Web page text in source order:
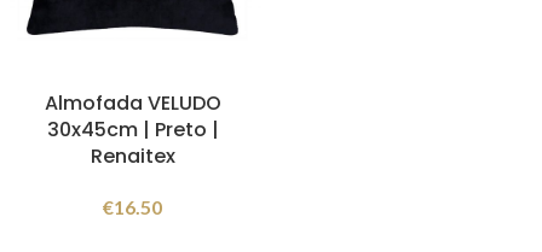
Almofada VELUDO
30x45cm | Preto |
Renaitex
€16.50